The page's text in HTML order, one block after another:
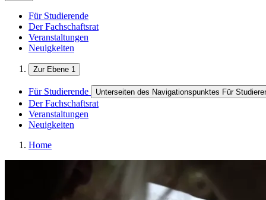
Für Studierende
Der Fachschaftsrat
Veranstaltungen
Neuigkeiten
Zur Ebene 1
Für Studierende Unterseiten des Navigationspunktes Für
Der Fachschaftsrat
Veranstaltungen
Neuigkeiten
Home